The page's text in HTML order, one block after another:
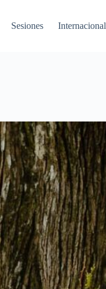
Sesiones Internacional